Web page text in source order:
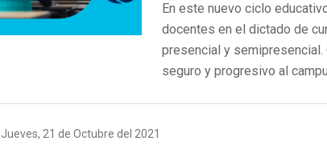
En este nuevo ciclo
docentes en el dictado de
presencial y semipresencial.
seguro y progresivo al
Jueves, 21 de Octubre del 2021